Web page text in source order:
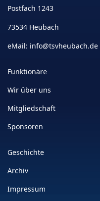
Postfach 1243
73534 Heubach
eMail: info@tsvheubach.de
Funktionäre
Wir über uns
Mitgliedschaft
Sponsoren
Geschichte
Archiv
Impressum